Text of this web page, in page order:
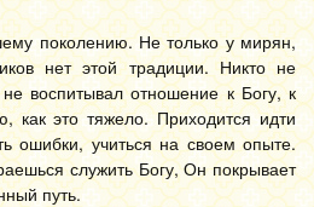
поколению. Не только у мирян,
нет этой традиции. Никто не
воспитывал отношение к Богу, к
как это тяжело. Приходится идти
ошибки, учиться на своем опыте.
служить Богу, Он покрывает
путь.